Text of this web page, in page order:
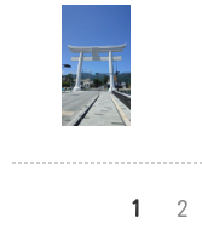
1 2